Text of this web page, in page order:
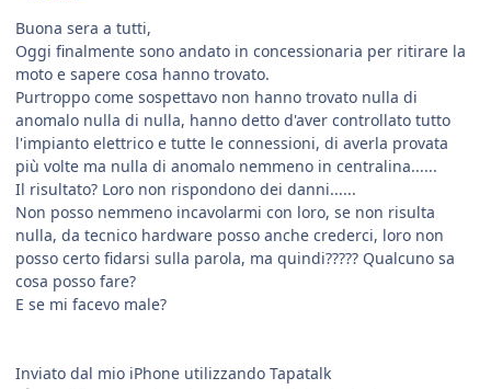
Buona sera a tutti,
Oggi finalmente sono andato in concessionaria per ritirare la
moto e sapere cosa hanno trovato.
Purtroppo come sospettavo non hanno trovato nulla di
anomalo nulla di nulla, hanno detto d'aver controllato tutto
l'impianto elettrico e tutte le connessioni, di averla provata
più volte ma nulla di anomalo nemmeno in centralina......
Il risultato? Loro non rispondono dei danni......
Non posso nemmeno incavolarmi con loro, se non risulta
nulla, da tecnico hardware posso anche crederci, loro non
posso certo fidarsi sulla parola, ma quindi????? Qualcuno sa
cosa posso fare?
E se mi facevo male?
Inviato dal mio iPhone utilizzando Tapatalk